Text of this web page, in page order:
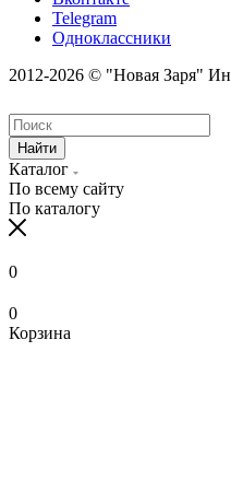
Telegram
Одноклассники
2012-2026 © "Новая Заря"
Найти
Каталог
По всему сайту
По каталогу
0
0
Корзина